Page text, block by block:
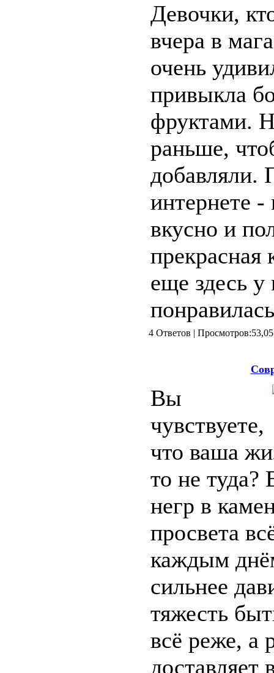
Девочки,
вчера в
очень
привыкла
фруктами.
раньше,
добавляли.
интернете -
вкусно и
еще здесь у
4 Ответов |
Вы
чувствуете,
что ваша
то не туда?
негр в
просвета
каждым
сильнее
тяжесть
всё реже, а
доставляет